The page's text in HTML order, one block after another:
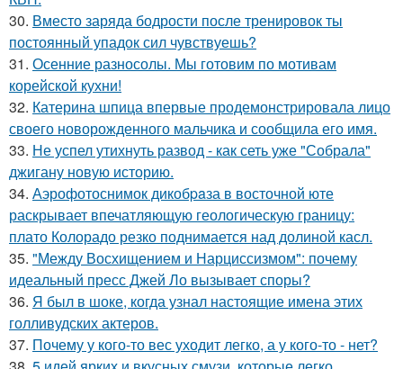
30. Вместо заряда бодрости после тренировок ты
постоянный упадок сил чувствуешь?
31. Осенние разносолы. Мы готовим по мотивам
корейской кухни!
32. Катерина шпица впервые продемонстрировала лицо
своего новорожденного мальчика и сообщила его имя.
33. Не успел утихнуть развод - как сеть уже "Собрала"
джигану новую историю.
34. Аэрофотоснимок дикобpaза в восточной юте
раскрывает впечатляющую геологическую границу:
плато Колорадо резко поднимается над долиной касл.
35. "Между Восхищением и Нарциссизмом": почему
идеальный пресс Джей Ло вызывает споры?
36. Я был в шоке, когда узнал настоящие имена этих
голливудских актеров.
37. Почему у кого-то вес уходит легко, а у кого-то - нет?